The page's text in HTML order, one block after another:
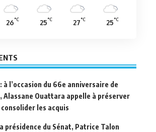
26°C 25°C 27°C 25°C
à l’occasion du 66e anniversaire de
Alassane Ouattara appelle à préserver
les acquis
présidence du Sénat, Patrice Talon